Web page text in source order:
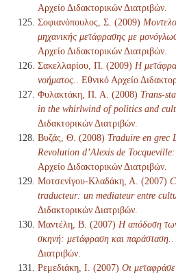
Αρχείο Διδακτορικών Διατριβών.
Σοφιανόπουλος, Σ. (2009)
μηχανικής μετάφρασης με
Αρχείο Διδακτορικών Διατριβών.
Σακελλαρίου, Π. (2009) Η
νοήματος.
. Εθνικό Αρχείο
Φυλακτάκη, Π. Α. (2008) Trans-
in the whirlwind of politics and
Διδακτορικών Διατριβών.
Βυζάς, Θ. (2008) Traduire en grec
Revolution d’Alexis de
Αρχείο Διδακτορικών Διατριβών.
Μοτσενίγου-Κλαδάκη, Α. (2007)
traducteur: un mediateur entre
Διδακτορικών Διατριβών.
Μαντέλη, Β. (2007) Η απόδοση
σκηνή: μετάφραση και παράσταση.
Διατριβών.
Ρεμεδιάκη, Ι. (2007) Οι